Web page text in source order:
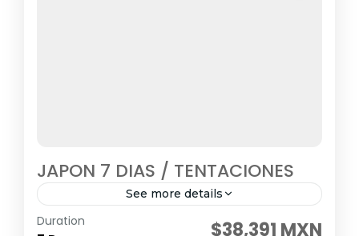
JAPON 7 DIAS / TENTACIONES
See more details
Visitando: Tokio, Hakone, Nara, Kioto Salidas:
Duration $38,391 MXN